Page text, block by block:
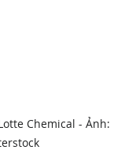
Chemical - Ảnh: